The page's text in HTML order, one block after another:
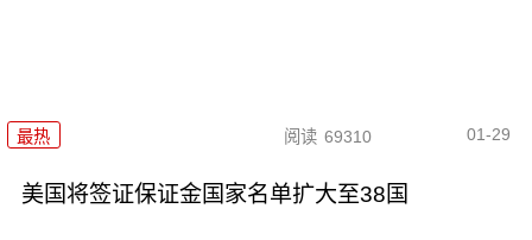
最热 阅读 69310 01-29
美国将签证保证金国家名单扩大至38国